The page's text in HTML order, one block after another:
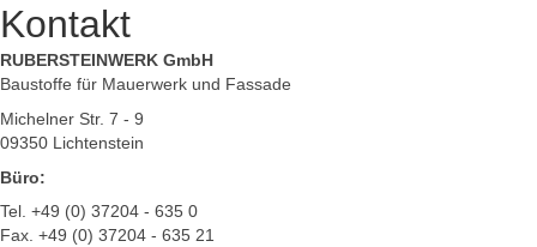
Kontakt
RUBERSTEINWERK GmbH
Baustoffe für Mauerwerk und Fassade
Michelner Str. 7 - 9
09350 Lichtenstein
Büro:
Tel. +49 (0) 37204 - 635 0
Fax. +49 (0) 37204 - 635 21